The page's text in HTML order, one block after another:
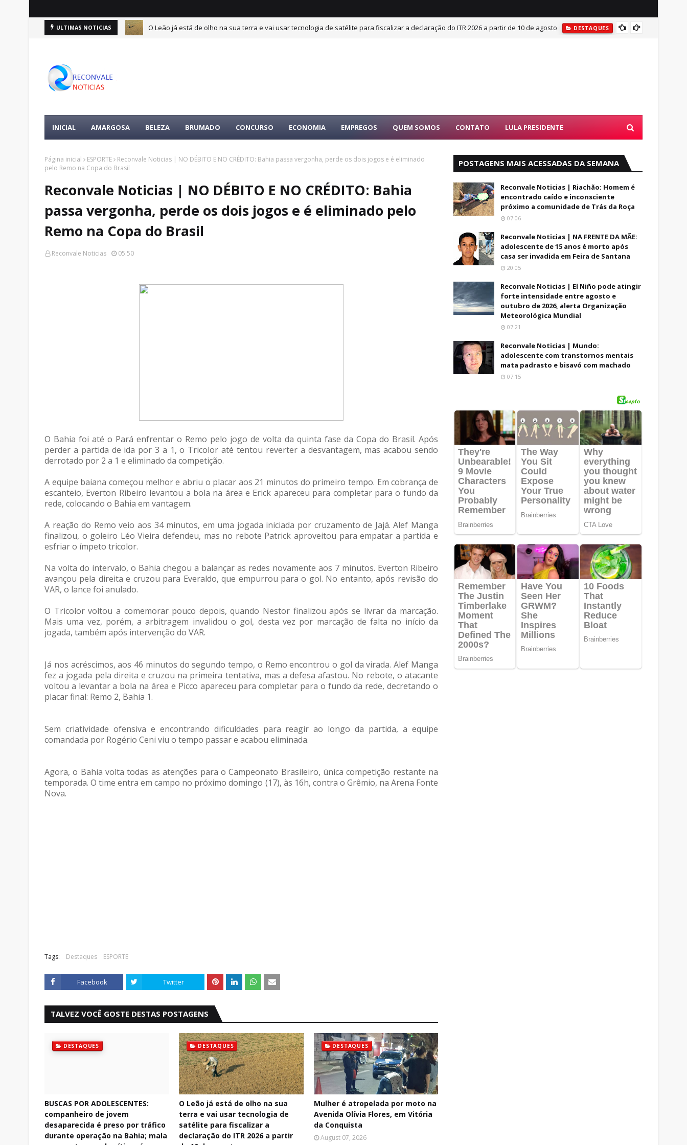
ULTIMAS NOTICIAS O Leão já está de olho na sua terra e vai usar tecnologia de satélite para fiscalizar a declaração do ITR 2026 a partir de 10 de agosto DESTAQUES
INICIAL AMARGOSA BELEZA BRUMADO CONCURSO ECONOMIA EMPREGOS QUEM SOMOS CONTATO LULA PRESIDENTE
Página inicial ESPORTE
Reconvale Noticias | NO DÉBITO E NO CRÉDITO: Bahia passa vergonha, perde os dois jogos e é eliminado
pelo Remo na Copa do Brasil
Reconvale Noticias | NO DÉBITO E NO CRÉDITO: Bahia
passa vergonha, perde os dois jogos e é eliminado pelo
Remo na Copa do Brasil
Reconvale Noticias 05:50
O Bahia foi até o Pará enfrentar o Remo pelo jogo de volta da quinta fase da Copa do Brasil. Após
perder a partida de ida por 3 a 1, o Tricolor até tentou reverter a desvantagem, mas acabou sendo
derrotado por 2 a 1 e eliminado da competição.
A equipe baiana começou melhor e abriu o placar aos 21 minutos do primeiro tempo. Em cobrança de
escanteio, Everton Ribeiro levantou a bola na área e Erick apareceu para completar para o fundo da
rede, colocando o Bahia em vantagem.
A reação do Remo veio aos 34 minutos, em uma jogada iniciada por cruzamento de Jajá. Alef Manga
finalizou, o goleiro Léo Vieira defendeu, mas no rebote Patrick aproveitou para empatar a partida e
esfriar o ímpeto tricolor.
Na volta do intervalo, o Bahia chegou a balançar as redes novamente aos 7 minutos. Everton Ribeiro
avançou pela direita e cruzou para Everaldo, que empurrou para o gol. No entanto, após revisão do
VAR, o lance foi anulado.
O Tricolor voltou a comemorar pouco depois, quando Nestor finalizou após se livrar da marcação.
Mais uma vez, porém, a arbitragem invalidou o gol, desta vez por marcação de falta no início da
jogada, também após intervenção do VAR.
Já nos acréscimos, aos 46 minutos do segundo tempo, o Remo encontrou o gol da virada. Alef Manga
fez a jogada pela direita e cruzou na primeira tentativa, mas a defesa afastou. No rebote, o atacante
voltou a levantar a bola na área e Picco apareceu para completar para o fundo da rede, decretando o
placar final: Remo 2, Bahia 1.
Sem criatividade ofensiva e encontrando dificuldades para reagir ao longo da partida, a equipe
comandada por Rogério Ceni viu o tempo passar e acabou eliminada.
Agora, o Bahia volta todas as atenções para o Campeonato Brasileiro, única competição restante na
temporada. O time entra em campo no próximo domingo (17), às 16h, contra o Grêmio, na Arena Fonte
Nova.
Tags: Destaques ESPORTE
Facebook Twitter
TALVEZ VOCÊ GOSTE DESTAS POSTAGENS
DESTAQUES
BUSCAS POR ADOLESCENTES:
companheiro de jovem
desaparecida é preso por tráfico
durante operação na Bahia; mala
DESTAQUES
O Leão já está de olho na sua
terra e vai usar tecnologia de
satélite para fiscalizar a
declaração do ITR 2026 a partir
DESTAQUES
Mulher é atropelada por moto na
Avenida Olívia Flores, em Vitória
da Conquista
August 07, 2026
POSTAGENS MAIS ACESSADAS DA SEMANA
Reconvale Noticias | Riachão: Homem é
encontrado caído e inconsciente
próximo a comunidade de Trás da Roça
07:06
Reconvale Noticias | NA FRENTE DA MÃE:
adolescente de 15 anos é morto após
casa ser invadida em Feira de Santana
20:05
Reconvale Noticias | El Niño pode atingir
forte intensidade entre agosto e
outubro de 2026, alerta Organização
Meteorológica Mundial
07:21
Reconvale Noticias | Mundo:
adolescente com transtornos mentais
mata padrasto e bisavó com machado
07:15